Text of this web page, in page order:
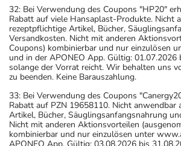
32: Bei Verwendung des Coupons "HP20"
Rabatt auf viele Hansaplast-Produkte. Nicht
rezeptpflichtige Artikel, Bücher,
Versandkosten. Nicht mit anderen
Coupons) kombinierbar und nur einzulösen
und in der APONEO App. Gültig: 01.07.2026
solange der Vorrat reicht. Wir behalten uns
zu beenden. Keine Barauszahlung.
33: Bei Verwendung des Coupons
Rabatt auf PZN 19658110. Nicht anwendbar
Artikel, Bücher, Säuglingsanfangsnahrung
Nicht mit anderen Aktionsvorteilen
kombinierbar und nur einzulösen unter